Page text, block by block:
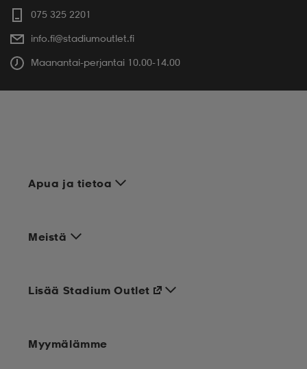
075 325 2201
info.fi@stadiumoutlet.fi
Maanantai-perjantai 10.00-14.00
Apua ja tietoa
Meistä
Lisää Stadium Outlet
Myymälämme